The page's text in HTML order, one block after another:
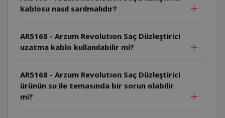
kablosu nasıl sarılmalıdır?
AR5168 - Arzum Revolutıon Saç Düzleştirici
uzatma kablo kullanılabilir mi?
AR5168 - Arzum Revolutıon Saç Düzleştirici
ürünün su ile temasında bir sorun olabilir
mi?